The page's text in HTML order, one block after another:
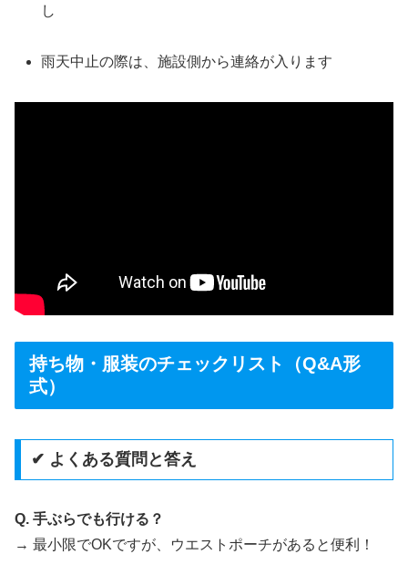
し
雨天中止の際は、施設側から連絡が入ります
持ち物・服装のチェックリスト（Q&A形
式）
✔ よくある質問と答え
Q. 手ぶらでも行ける？
→ 最小限でOKですが、ウエストポーチがあると便利！